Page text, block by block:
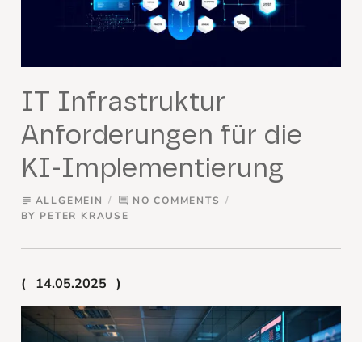
IT Infrastruktur
Anforderungen für die
KI-Implementierung
subject ALLGEMEIN comment NO COMMENTS
BY PETER KRAUSE
14.05.2025